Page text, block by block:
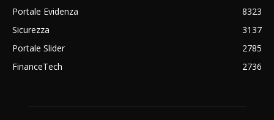
Portale Evidenza
8323
Sicurezza
3137
Portale Slider
2785
FinanceTech
2736